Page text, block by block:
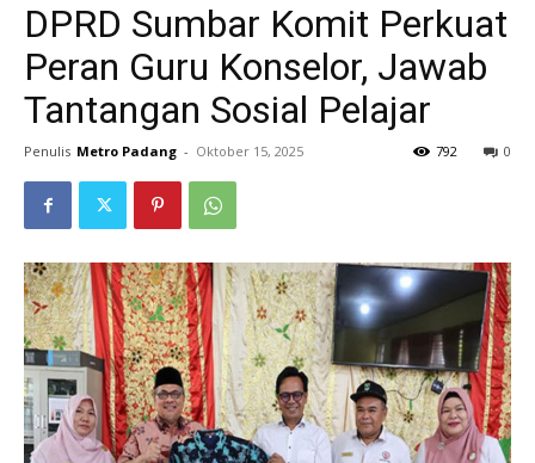
DPRD Sumbar Komit Perkuat
Peran Guru Konselor, Jawab
Tantangan Sosial Pelajar
Penulis Metro Padang - Oktober 15, 2025 0
792